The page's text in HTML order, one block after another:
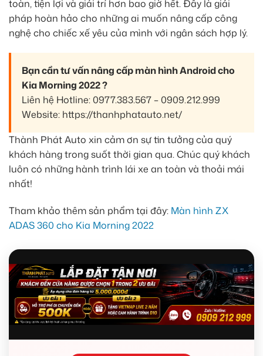
toàn, tiện lợi và giải trí hơn bao giờ hết. Đây là giải
pháp hoàn hảo cho những ai muốn nâng cấp công
nghệ cho chiếc xế yêu của mình với ngân sách hợp lý.
Bạn cần tư vấn nâng cấp màn hình Android cho
Kia Morning 2022 ?
Liên hệ Hotline: 0977.383.567 – 0909.212.999
Website: https://thanhphatauto.net/
Thành Phát Auto xin cảm ơn sự tin tưởng của quý
khách hàng trong suốt thời gian qua. Chúc quý khách
luôn có những hành trình lái xe an toàn và thoải mái
nhất!
Tham khảo thêm sản phẩm tại đây: Màn hình ZX
ADAS 360 cho Kia Morning 2022